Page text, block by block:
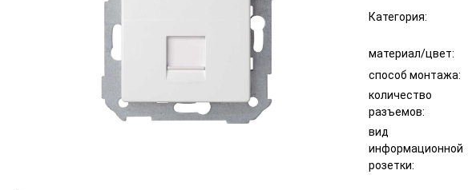
Категория:
материал/цвет:
способ монтажа:
количество
разъемов:
вид
информационной
розетки: